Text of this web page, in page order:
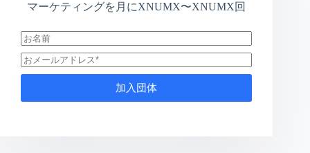
マーケティングを月にXNUMX〜XNUMX回
加入団体